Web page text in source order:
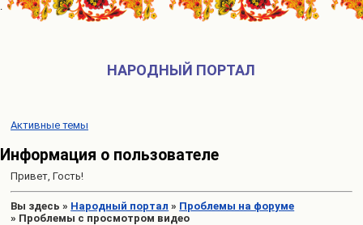
НАРОДНЫЙ ПОРТАЛ
Активные темы
Информация о пользователе
Привет, Гость!
Вы здесь » Народный портал » Проблемы на форуме
» Проблемы с просмотром видео